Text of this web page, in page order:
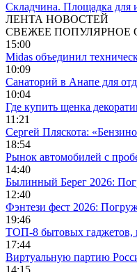
Складчина. Площадка для
ЛЕНТА НОВОСТЕЙ
СВЕЖЕЕ ПОПУЛЯРНОЕ
15:00
Midas объединил
10:09
Санаторий в Анапе для
10:04
Где купить щенка
11:21
Сергей Пляскота:
18:54
Рынок автомобилей с
14:40
Былинный Берег 2026:
12:40
Фэнтези фест 2026:
19:46
ТОП-8 бытовых гаджетов,
17:44
Виртуальную партию
14:15